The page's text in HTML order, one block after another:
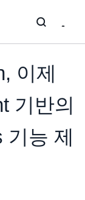
이제
기반의
기능 제